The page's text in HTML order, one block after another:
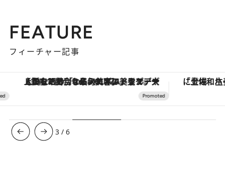
FEATURE
フィーチャー記事
【銀座で出合う最旬美容】美髪ケアや上質な眠り…セルフケアのアップデートから、特別な名入れギフトまで。大人のための「ReFa GINZA」クルーズ
3 /6